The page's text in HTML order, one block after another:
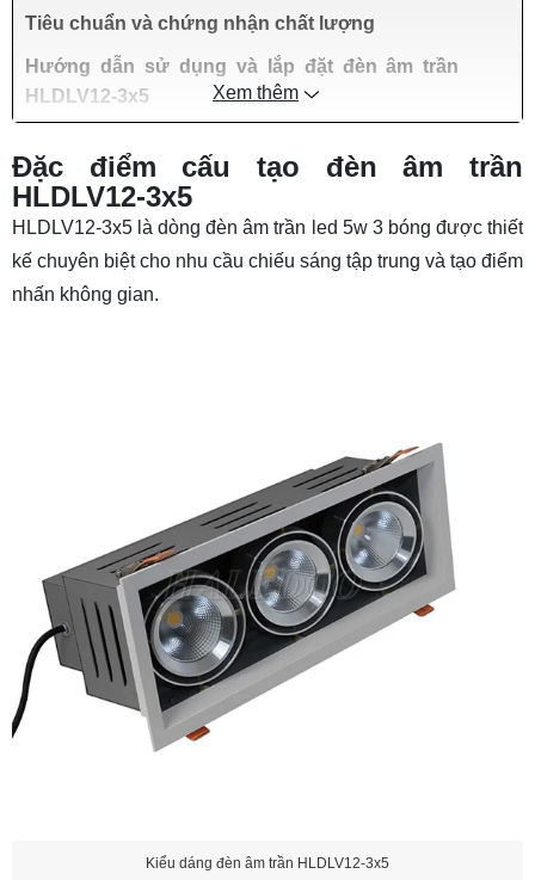
Tiêu chuẩn và chứng nhận chất lượng
Hướng dẫn sử dụng và lắp đặt đèn âm trần
HLDLV12-3x5
Xem thêm
Đặc điểm cấu tạo đèn âm trần
HLDLV12-3x5
HLDLV12-3x5 là dòngđèn âm trần led 5w3 bóng được thiết
kế chuyên biệt cho nhu cầu chiếu sáng tập trung và tạo điểm
nhấn không gian.
Kiểu dáng đèn âm trần HLDLV12-3x5